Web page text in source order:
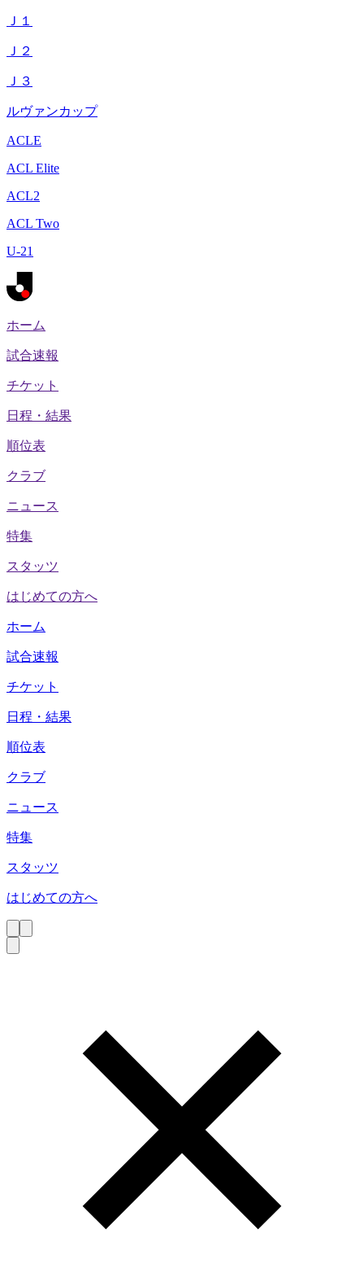
Ｊ１
Ｊ２
Ｊ３
ルヴァンカップ
ACLE
ACL Elite
ACL2
ACL Two
U-21
ホーム
試合速報
チケット
日程・結果
順位表
クラブ
ニュース
特集
スタッツ
はじめての方へ
ホーム
試合速報
チケット
日程・結果
順位表
クラブ
ニュース
特集
スタッツ
はじめての方へ